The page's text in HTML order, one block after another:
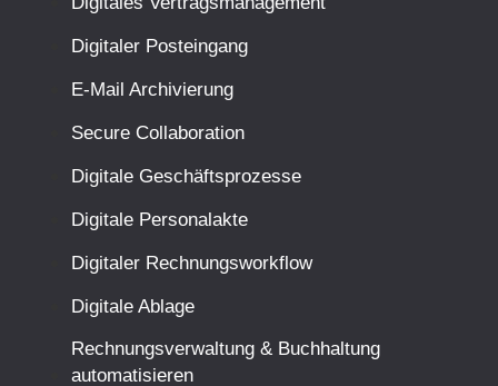
Digitaler Posteingang
E-Mail Archivierung
Secure Collaboration
Digitale Geschäftsprozesse
Digitale Personalakte
Digitaler Rechnungsworkflow
Digitale Ablage
Rechnungsverwaltung & Buchhaltung
automatisieren